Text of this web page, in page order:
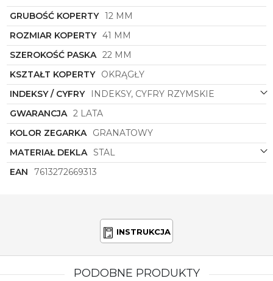
design. To idealny wybór dla tych, którzy chcą
podkreślić swój indywidualny styl i emanować
pewnością siebie. Dzięki doskonałemu połączeniu
tradycji z nowoczesnością, ten zegarek stanie się
niezastąpionym elementem Twojej garderoby,
dodając jej wyjątkowego charakteru i klasy.
GRUBOŚĆ KOPERTY 12 MM
ROZMIAR KOPERTY 41 MM
SZEROKOŚĆ PASKA 22 MM
KSZTAŁT KOPERTY OKRĄGŁY
INDEKSY / CYFRY
INDEKSY, CYFRY RZYMSKIE
GWARANCJA 2 LATA
KOLOR ZEGARKA GRANATOWY
MATERIAŁ DEKLA STAL
EAN
7613272669313
INSTRUKCJA
PODOBNE PRODUKTY